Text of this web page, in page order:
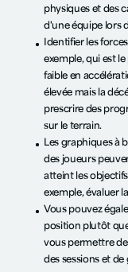
physiques et des
d'une équipe lors
Identifier les
exemple, qui est
faible en
élevée mais la
prescrire des
sur le terrain.
Les graphiques à
des joueurs
atteint les
exemple, évaluer
Vous pouvez
position plutôt
vous permettre
des sessions et